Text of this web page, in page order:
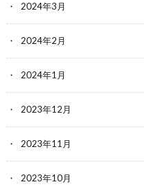
2024年3月
2024年2月
2024年1月
2023年12月
2023年11月
2023年10月